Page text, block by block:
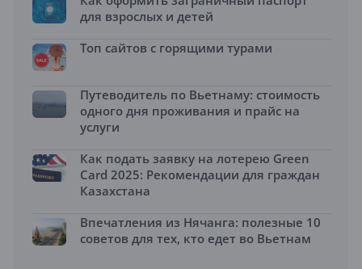
для взрослых и детей
Топ сайтов с горящими турами
Путеводитель по Вьетнаму: стоимость
одного дня проживания и прайс на
услуги
Как подать заявку на лотерею Green
Card 2025: Рекомендации для граждан
Казахстана
Впечатления из Нячанга: полезные 10
советов для тех, кто едет во Вьетнам